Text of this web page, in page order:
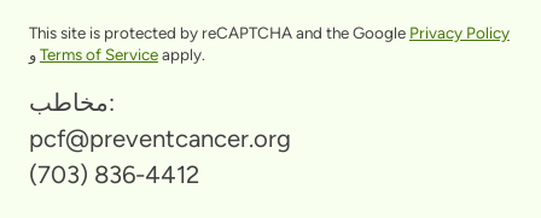
This site is protected by reCAPTCHA and the Google Privacy Policy
وTerms of Serviceapply.
مخاطب:
pcf@preventcancer.org
(703) 836-4412